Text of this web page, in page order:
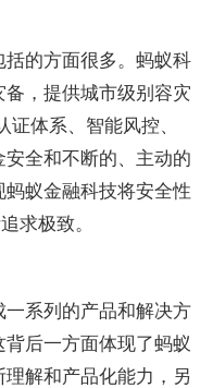
的方面很多。蚂蚁科
，提供城市级别容灾
体系、智能风控、
全和不断的、主动的
蚁金融科技将安全性
求极致。
系列的产品和解决方
后一方面体现了蚂蚁
解和产品化能力，另